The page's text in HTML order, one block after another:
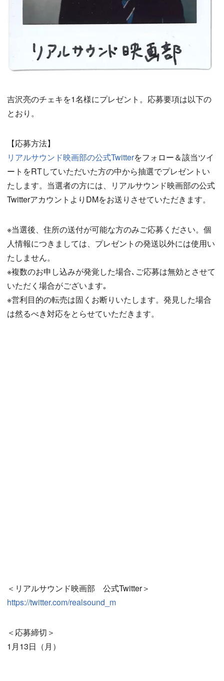
吉沢亮のチェキを1名様にプレゼント。応募要項は以下の
とおり。
【応募方法】
リアルサウンド映画部の公式Twitterをフォロー＆該当ツイ
ートをRTしていただいた方の中から抽選でプレゼントい
たします。当選者の方には、リアルサウンド映画部の公式
TwitterアカウントよりDMをお送りさせていただきます。
※当選後、住所の送付が可能な方のみご応募ください。個
人情報につきましては、プレゼントの発送以外には使用い
たしません。
※複数のお申し込みが発覚した場合､ご応募は無効とさせて
いただく場合がございます｡
※営利目的の転売は固くお断りいたします。発見した場合
は然るべき対応をとらせていただきます。
＜リアルサウンド映画部 公式Twitter＞
https://twitter.com/realsound_m
＜応募締切＞
1月13日（月）